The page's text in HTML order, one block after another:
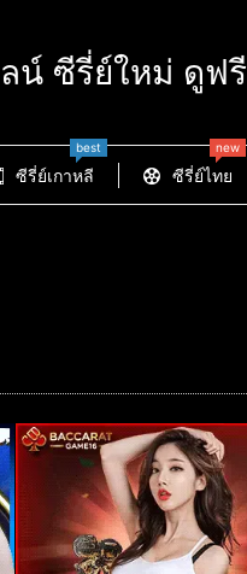
น์ ซีรี่ย์ใหม่ ดูฟรี
ซีรี่ย์เกาหลี
best
ซีรี่ย์ไทย
new